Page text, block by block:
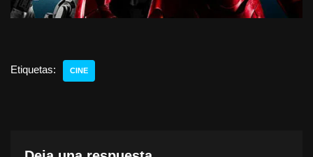
Etiquetas: CINE